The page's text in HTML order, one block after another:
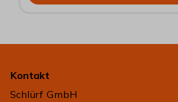
Kontakt
Schlürf GmbH